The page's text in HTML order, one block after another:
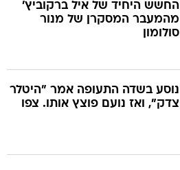
החשש היחיד של איל ברקוביץ'
מהמעבר המסקרן של מנור
סולומון
נוסע בשדה התעופה אמר "היטלר
צדק", ואז נועם פוצץ אותו. צפו